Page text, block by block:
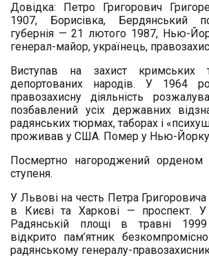
Довідка: Петро Григорович
1907, Борисівка, Бердянський
губернія — 21 лютого 1987, Нью-
генерал-майор, українець,
Виступав на захист кримських
депортованих народів. У 1964
правозахисну діяльність
позбавлений усіх державних
радянських тюрмах, таборах і
проживав у США. Помер у Нью-
Посмертно нагороджений орденом
ступеня.
У Львові на честь Петра
в Києві та Харкові — проспект. У
Радянській площі в травні
відкрито пам’ятник
радянському генералу-